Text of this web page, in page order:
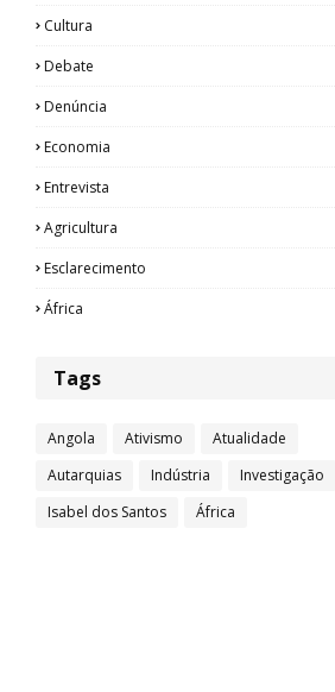
Cultura
Debate
Denúncia
Economia
Entrevista
Agricultura
Esclarecimento
África
Tags
Angola Ativismo
Atualidade
Autarquias
Indústria
Investigação
Isabel dos Santos
África